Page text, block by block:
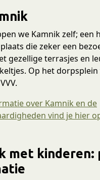
we Kamnik zelf; een
die zeker een
gezellige terrasjes en
Op het
over Kamnik en de
vind je hier
met kinderen: